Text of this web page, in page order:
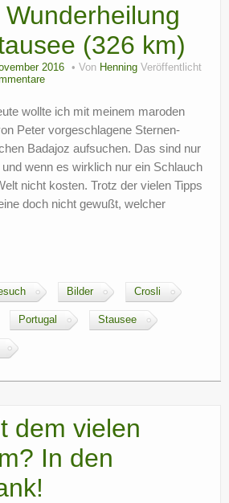
(326 km)
2016 Von Henning Veröffentlicht
wollte ich mit meinem maroden
Peter vorgeschlagene Sternen-
Badajoz aufsuchen. Das sind nur
wenn es wirklich nur ein Schlauch
nicht kosten. Trotz der vielen Tipps
doch nicht gewußt, welcher
Bilder Crosli
Portugal Stausee
dem vielen
In den